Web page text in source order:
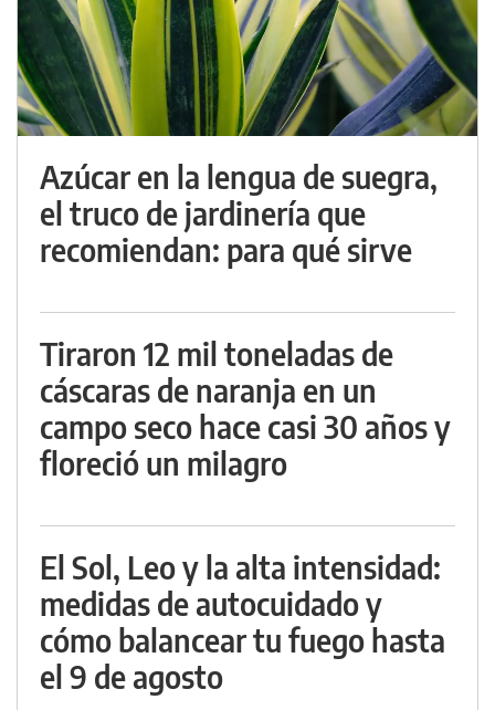
Azúcar en la lengua de suegra,
el truco de jardinería que
recomiendan: para qué sirve
Tiraron 12 mil toneladas de
cáscaras de naranja en un
campo seco hace casi 30 años y
floreció un milagro
El Sol, Leo y la alta intensidad:
medidas de autocuidado y
cómo balancear tu fuego hasta
el 9 de agosto